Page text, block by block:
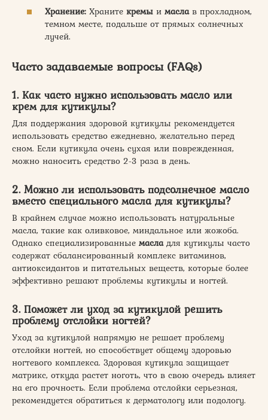
Хранение: Храните кремы и маслав прохладном,
темном месте, подальше от прямых солнечных
лучей.
Часто задаваемые вопросы (FAQs)
1. Как часто нужно использовать масло или
крем для кутикулы?
Для поддержания здоровой кутикулы рекомендуется
использовать средство ежедневно, желательно перед
сном. Если кутикула очень сухая или поврежденная,
можно наносить средство 2-3 раза в день.
2. Можно ли использовать подсолнечное масло
вместо специального масла для кутикулы?
В крайнем случае можно использовать натуральные
масла, такие как оливковое, миндальное или жожоба.
Однако специализированные масладля кутикулы часто
содержат сбалансированный комплекс витаминов,
антиоксидантов и питательных веществ, которые более
эффективно решают проблемы кутикулы и ногтей.
3. Поможет ли уход за кутикулой решить
проблему отслойки ногтей?
Уход за кутикулой напрямую не решает проблему
отслойки ногтей, но способствует общему здоровью
ногтевого комплекса. Здоровая кутикула защищает
матрикс, откуда растет ноготь, что в свою очередь влияет
на его прочность. Если проблема отслойки серьезная,
рекомендуется обратиться к дерматологу или подологу.